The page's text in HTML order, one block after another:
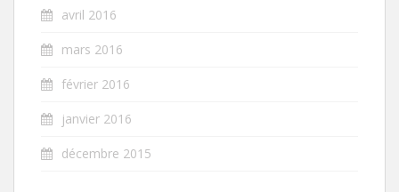
avril 2016
mars 2016
février 2016
janvier 2016
décembre 2015